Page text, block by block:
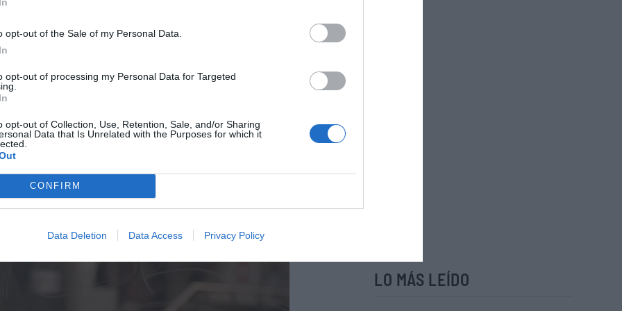
opt-out of the Sale of my Personal Data.
opt-out of processing my Personal Data for Targeted
opt-out of Collection, Use, Retention, Sale, and/or Sharing
Data that Is Unrelated with the Purposes for which it
CONFIRM
Data Deletion Data Access Privacy Policy
hacer un documental, aunque gracias a los
y a Pablo, el hermano mayor. Juegan, se
el primogénito desarrollaba para intentar
cosas que inspiraron a la madre.
imperiosa de entender, la impulsaron a realizar
sido narradas por personas no autistas – afirma-,
con lo que ellos son realmente”.
“niño con problemas”, la que fracasó. “Romper
lo que me salvó, y salvó la relación con mis hijos”.
LO MÁS LEÍDO